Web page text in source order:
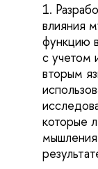
влияния
функцию
с учетом
вторым
которые